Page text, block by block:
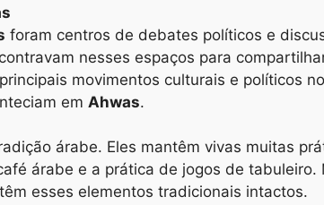
foram centros de debates políticos e
nesses espaços para
movimentos culturais e políticos
em Ahwas.
árabe. Eles mantêm vivas muitas
árabe e a prática de jogos de tabuleiro.
esses elementos tradicionais intactos.